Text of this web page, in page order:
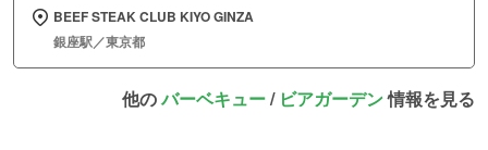
BEEF STEAK CLUB KIYO GINZA
銀座駅／東京都
他のバーベキュー/ ビアガーデン情報を見る